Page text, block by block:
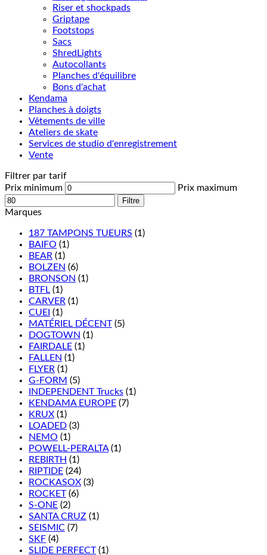
Riser et shockpads
Griptape
Footstops
Sacs
ShredLights
Autocollants
Planches d'équilibre
Bons d'achat
Kendama
Planches à doigts
Vêtements de ville
Ateliers de skate
Services de studio d'enregistrement
Vente
Filtrer par tarif
Prix minimum
Prix maximum
Filtre
Marques
187 TAMPONS TUEURS (1)
BAIFO (1)
BEAR (1)
BOLZEN (6)
BRONSON (1)
BTFL (1)
CARVER (1)
CUEI (1)
MATÉRIEL DÉCENT (5)
DOGTOWN (1)
FAIRDALE (1)
FALLEN (1)
FLYER (1)
G-FORM (5)
INDEPENDENT Trucks (1)
KENDAMA EUROPE (7)
KRUX (1)
LOADED (3)
NEMO (1)
POWELL-PERALTA (1)
REBIRTH (1)
RIPTIDE (24)
ROCKASOX (3)
ROCKET (6)
S-ONE (2)
SANTA CRUZ (1)
SEISMIC (7)
SKF (4)
SLIDE PERFECT (1)